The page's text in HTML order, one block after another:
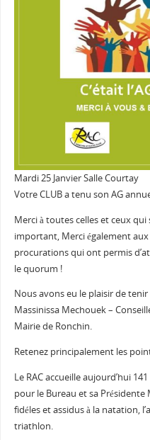
Mardi 25 Janvier Salle Courtay
Votre CLUB a tenu son AG
Merci à toutes celles et ceux
important, Merci également
procurations qui ont permis
le quorum !
Nous avons eu le plaisir de
Massinissa Mechouek –
Mairie de Ronchin.
Retenez principalement les
Le RAC accueille aujourd’hui
pour le Bureau et sa
fidéles et assidus à la natation,
triathlon.